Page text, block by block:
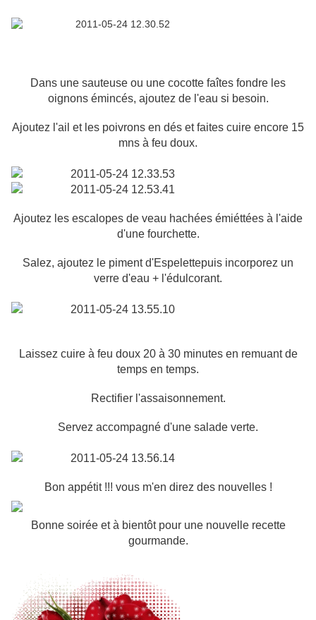
Dans une sauteuse ou une cocotte faîtes fondre les
oignons émincés, ajoutez de l'eau si besoin.
Ajoutez l'ail et les poivrons en dés et faites cuire encore 15
mns à feu doux.
Ajoutez les escalopes de veau hachées émiéttées à l'aide
d'une fourchette.
Salez, ajoutez le piment d'Espelettepuis incorporez un
verre d'eau + l'édulcorant.
Laissez cuire à feu doux 20 à 30 minutes en remuant de
temps en temps.
Rectifier l'assaisonnement.
Servez accompagné d'une salade verte.
Bon appétit !!! vous m'en direz des nouvelles !
Bonne soirée et à bientôt pour une nouvelle recette
gourmande.